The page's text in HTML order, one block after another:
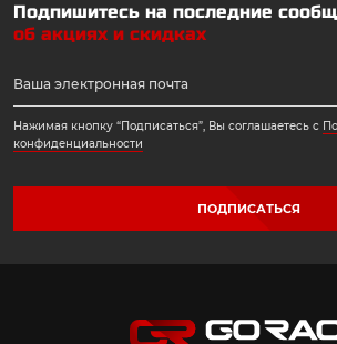
Подпишитесь на последние
об акциях и скидках
Нажимая кнопку “Подписаться”, Вы соглашаетесь с
конфиденциальности
ПОДПИСАТЬСЯ